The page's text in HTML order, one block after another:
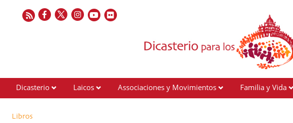
Dicasterio Laicos Associaciones y Movimientos Familia y Vida
Libros